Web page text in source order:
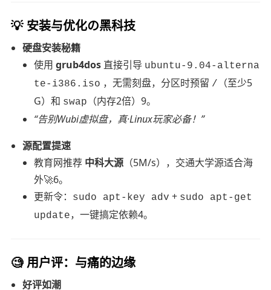
💡 安装与优化の黑科技
硬盘安装秘籍
使用grub4dos 直接引导 ubuntu-9.04-alterna
te-i386.iso ，无需刻盘，分区时预留 /
（至少5
G）和 swap
（内存2倍）9。
“告别Wubi虚拟盘，真·Linux玩家必备！”
源配置提速
教育网推荐 中科大源 （5M/s），交通大学源适合海
外🚀6。
更新令：
sudo apt-key adv + sudo apt-get
update，一键搞定依赖4。
🧐用户评：与痛的边缘
好评如潮